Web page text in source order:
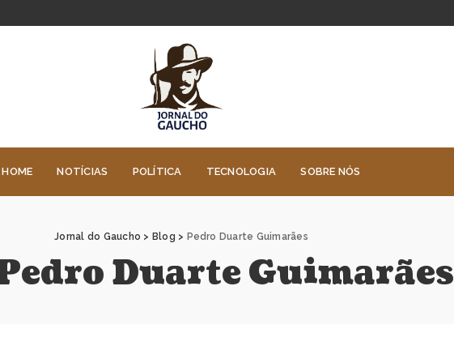
HOME NOTÍCIAS POLÍTICA TECNOLOGIA SOBRE NÓS
Jornal do Gaucho > Blog > Pedro Duarte Guimarães
Duarte Guimarães